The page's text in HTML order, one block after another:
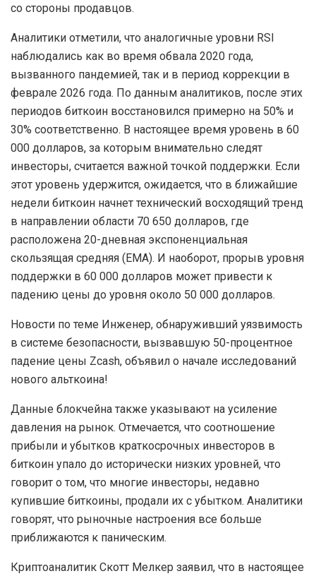
со стороны продавцов.
Аналитики отметили, что аналогичные уровни RSI
наблюдались как во время обвала 2020 года,
вызванного пандемией, так и в период коррекции в
феврале 2026 года. По данным аналитиков, после этих
периодов биткоин восстановился примерно на 50% и
30% соответственно. В настоящее время уровень в 60
000 долларов, за которым внимательно следят
инвесторы, считается важной точкой поддержки. Если
этот уровень удержится, ожидается, что в ближайшие
недели биткоин начнет технический восходящий тренд
в направлении области 70 650 долларов, где
расположена 20-дневная экспоненциальная
скользящая средняя (EMA). И наоборот, прорыв уровня
поддержки в 60 000 долларов может привести к
падению цены до уровня около 50 000 долларов.
Новости по теме Инженер, обнаруживший уязвимость
в системе безопасности, вызвавшую 50-процентное
падение цены Zcash, объявил о начале исследований
нового альткоина!
Данные блокчейна также указывают на усиление
давления на рынок. Отмечается, что соотношение
прибыли и убытков краткосрочных инвесторов в
биткоин упало до исторически низких уровней, что
говорит о том, что многие инвесторы, недавно
купившие биткоины, продали их с убытком. Аналитики
говорят, что рыночные настроения все больше
приближаются к паническим.
Криптоаналитик Скотт Мелкер заявил, что в настоящее